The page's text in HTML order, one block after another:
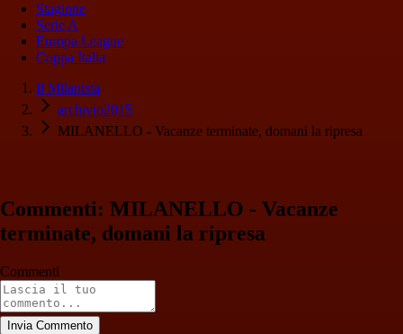
Stagione
Serie A
Europa League
Coppa Italia
Il Milanista
archivio2015
MILANELLO - Vacanze terminate, domani la ripresa
Commenti: MILANELLO - Vacanze
terminate, domani la ripresa
Commenti
Invia Commento